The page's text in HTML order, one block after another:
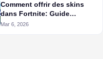
Comment offrir des skins
dans Fortnite: Guide
complet
Mar 6, 2026